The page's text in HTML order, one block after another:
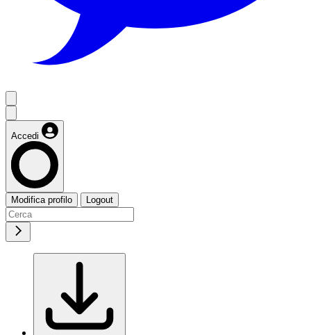
Accedi
Modifica profilo Logout